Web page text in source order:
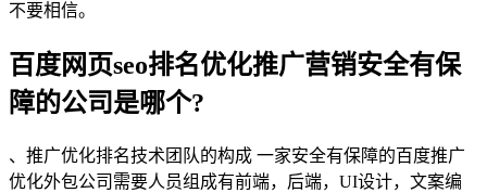
不要相信。
百度网页seo排名优化推广营销安全有保
障的公司是哪个?
、推广优化排名技术团队的构成 一家安全有保障的百度推广
优化外包公司需要人员组成有前端，后端，UI设计，文案编